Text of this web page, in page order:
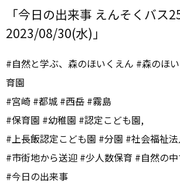
「今日の出来事 えんそくバス
2023/08/30(水)」
#自然と学ぶ、森のほいくえん #森のほ
育園
#宮崎 #都城 #西岳 #霧島
#保育園 #幼稚園 #認定こども園,
#上長飯認定こども園 #分園 #社会福祉
#市街地から送迎 #少人数保育 #自然の
#今日の出来事